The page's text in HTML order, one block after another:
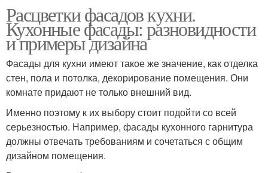
Расцветки фасадов кухни.
Кухонные фасады: разновидности
и примеры дизайна
Фасады для кухни имеют такое же значение, как отделка
стен, пола и потолка, декорирование помещения. Они
комнате придают не только внешний вид.
Именно поэтому к их выбору стоит подойти со всей
серьезностью. Например, фасады кухонного гарнитура
должны отвечать требованиям и сочетаться с общим
дизайном помещения.